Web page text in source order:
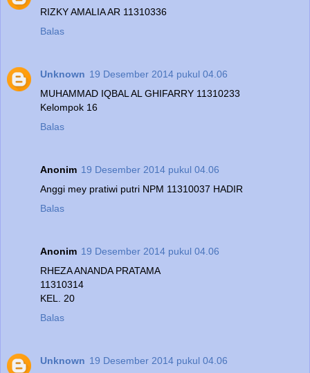
RIZKY AMALIA AR 11310336
Balas
Unknown 19 Desember 2014 pukul 04.06
MUHAMMAD IQBAL AL GHIFARRY 11310233
Kelompok 16
Balas
Anonim 19 Desember 2014 pukul 04.06
Anggi mey pratiwi putri NPM 11310037 HADIR
Balas
Anonim 19 Desember 2014 pukul 04.06
RHEZA ANANDA PRATAMA
11310314
KEL. 20
Balas
Unknown 19 Desember 2014 pukul 04.06